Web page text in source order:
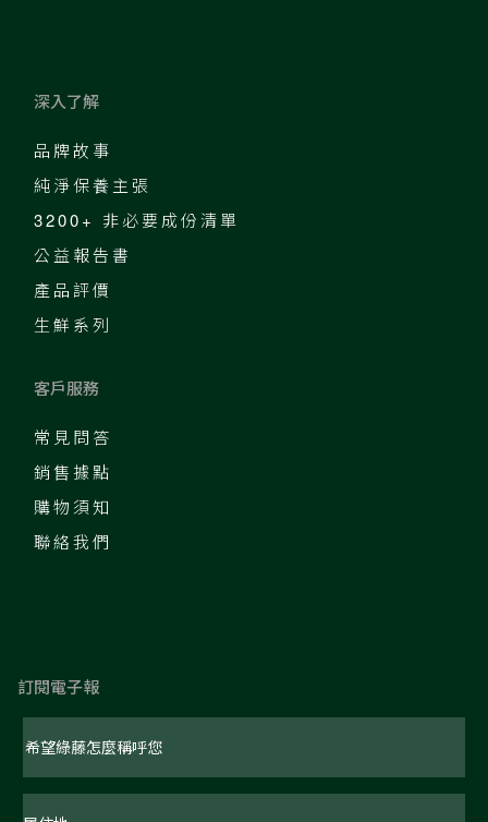
深入了解
品牌故事
純淨保養主張
3200+ 非必要成份清單
公益報告書
產品評價
生鮮系列
客戶服務
常見問答
銷售據點
購物須知
聯絡我們
訂閱電子報